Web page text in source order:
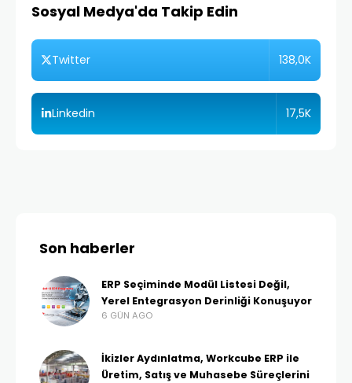
Sosyal Medya'da Takip Edin
Twitter 138,0K
Linkedin 17,5K
Son haberler
ERP Seçiminde Modül Listesi Değil,
Yerel Entegrasyon Derinliği Konuşuyor
6 GÜN AGO
İkizler Aydınlatma, Workcube ERP ile
Üretim, Satış ve Muhasebe Süreçlerini